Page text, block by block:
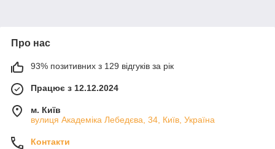
Про нас
93% позитивних з 129 відгуків за рік
Працює з 12.12.2024
м. Київ
вулиця Академіка Лебедєва, 34, Київ, Україна
Контакти